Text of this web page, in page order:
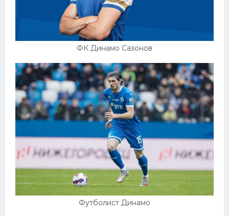
ФК Динамо Сазонов
Футболист Динамо